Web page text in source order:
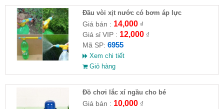
Đầu vòi xịt nước có bơm áp lực
Giá bán : 14,000₫
Giá sỉ VIP : 12,000₫
Mã SP: 6955
Xem chi tiết
Giỏ hàng
Đồ chơi lắc xí ngầu cho bé
Giá bán : 10,000₫